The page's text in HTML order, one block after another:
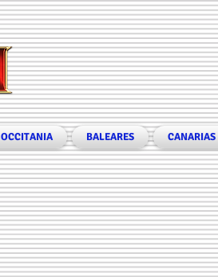
OCCITANIA BALEARES CANARIAS